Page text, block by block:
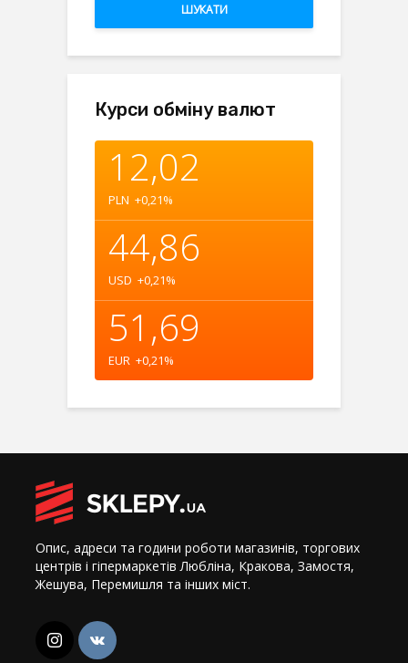
ШУКАТИ
Курси обміну валют
12,02
PLN +0,21%
44,86
USD +0,21%
51,69
EUR +0,21%
Опис, адреси та години роботи магазинів, торгових
центрів і гіпермаркетів Любліна, Кракова, Замостя,
Жешува, Перемишля та інших міст.